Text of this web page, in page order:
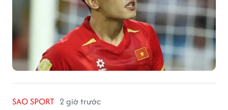
SAO SPORT 2 giờ trước